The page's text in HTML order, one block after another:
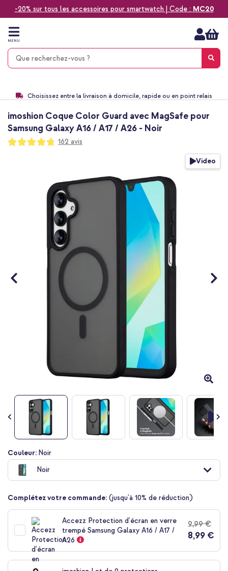
-20% sur tous les accessoires pour smartwatch | Code : MC20
Aller
contenu
MENU
Choisissez entre la livraison à domicile, rapide ou en point relais
Le n°1 des accessoires Apple en France !
9,1 venant de 17.697 avis
imoshion Coque Color Guard avec MagSafe pour
Samsung Galaxy A16 / A17 / A26 - Noir
Notation:
95
100
162 avis
Video
Passer
au
début
de
Galerie
d’images
Couleur: Noir
Noir
Complétez votre commande: (jusqu'à 10% de réduction)
Accezz Protection d'écran en verre
trempé Samsung Galaxy A16 / A17 /
A26
9,99 €
8,99 €